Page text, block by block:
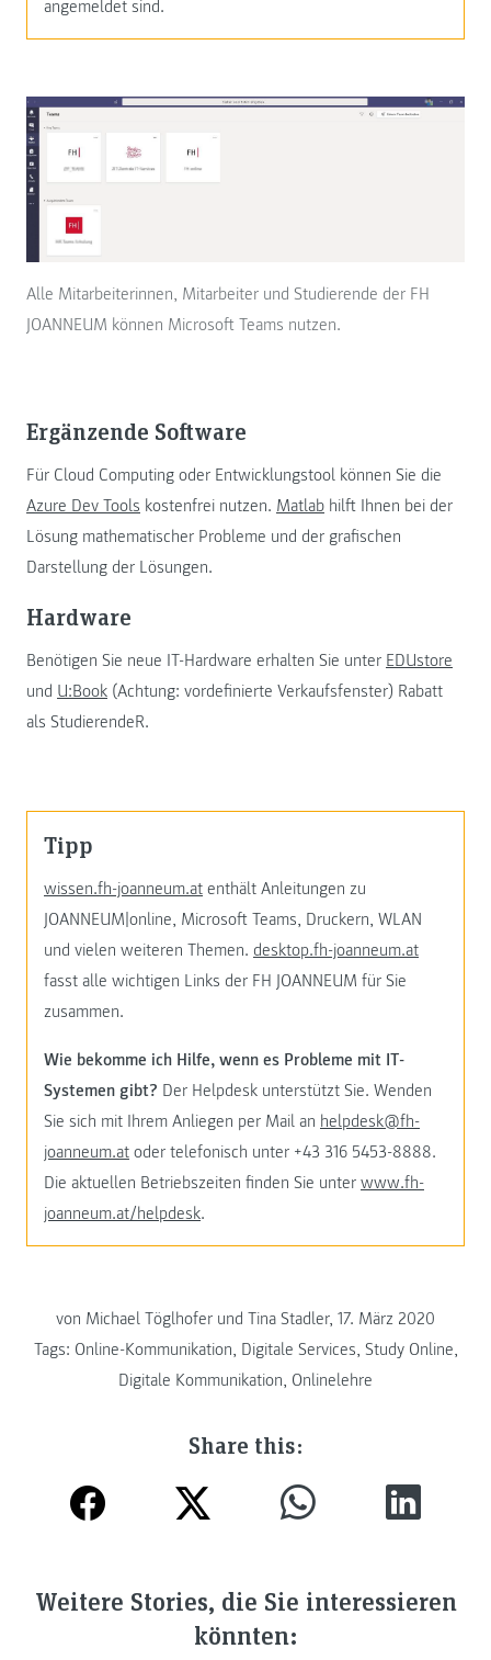
angemeldet sind.
Alle Mitarbeiterinnen, Mitarbeiter und Studierende der FH
JOANNEUM können Microsoft Teams nutzen.
Ergänzende Software
Für Cloud Computing oder Entwicklungstool können Sie die
Azure Dev Tools kostenfrei nutzen. Matlab hilft Ihnen bei der
Lösung mathematischer Probleme und der grafischen
Darstellung der Lösungen.
Hardware
Benötigen Sie neue IT-Hardware erhalten Sie unter EDUstore
und U:Book (Achtung: vordefinierte Verkaufsfenster) Rabatt
als StudierendeR.
Tipp
wissen.fh-joanneum.at enthält Anleitungen zu
JOANNEUM|online, Microsoft Teams, Druckern, WLAN
und vielen weiteren Themen. desktop.fh-joanneum.at
fasst alle wichtigen Links der FH JOANNEUM für Sie
zusammen.
Wie bekomme ich Hilfe, wenn es Probleme mit IT-
Systemen gibt? Der Helpdesk unterstützt Sie. Wenden
Sie sich mit Ihrem Anliegen per Mail an helpdesk@fh-
joanneum.at oder telefonisch unter +43 316 5453-8888.
Die aktuellen Betriebszeiten finden Sie unter www.fh-
joanneum.at/helpdesk.
von Michael Töglhofer und Tina Stadler, 17. März 2020
Tags: Online-Kommunikation, Digitale Services, Study Online,
Digitale Kommunikation, Onlinelehre
Share this:
Weitere Stories, die Sie interessieren
könnten: